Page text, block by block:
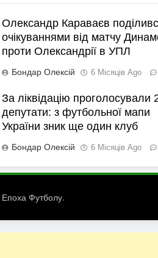
Олександр Караваєв
очікуваннями від матчу
проти Олександрії в УПЛ
Бондар Олексій 6 Місяців Ago
За ліквідацію проголосували
депутати: з футбольної мапи
України зник ще один клуб
Бондар Олексій 6 Місяців Ago
Епоха Футболу.